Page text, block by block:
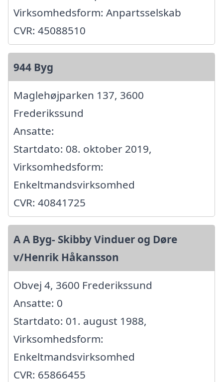
Virksomhedsform: Anpartsselskab
CVR: 45088510
944 Byg
Maglehøjparken 137, 3600
Frederikssund
Ansatte:
Startdato: 08. oktober 2019,
Virksomhedsform:
Enkeltmandsvirksomhed
CVR: 40841725
A A Byg- Skibby Vinduer og Døre
v/Henrik Håkansson
Obvej 4, 3600 Frederikssund
Ansatte: 0
Startdato: 01. august 1988,
Virksomhedsform:
Enkeltmandsvirksomhed
CVR: 65866455